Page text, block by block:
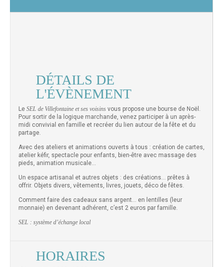
DÉTAILS DE
L'ÉVÈNEMENT
Le SEL de Villefontaine et ses voisins vous propose une bourse de Noël.
Pour sortir de la logique marchande, venez participer à un après-
midi convivial en famille et recréer du lien autour de la fête et du
partage.
Avec des ateliers et animations ouverts à tous : création de cartes,
atelier kéfir, spectacle pour enfants, bien-être avec massage des
pieds, animation musicale…
Un espace artisanal et autres objets : des créations… prêtes à
offrir. Objets divers, vêtements, livres, jouets, déco de fêtes.
Comment faire des cadeaux sans argent… en lentilles (leur
monnaie) en devenant adhérent, c’est 2 euros par famille.
SEL : système d’échange local
HORAIRES